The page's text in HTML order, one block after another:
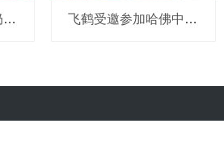
中国飞鹤亮相中国奶业大会暨D20论坛，分享奶业“突围”之道 飞鹤受邀参加哈佛中国论坛，向世界输出中国乳业创新方案